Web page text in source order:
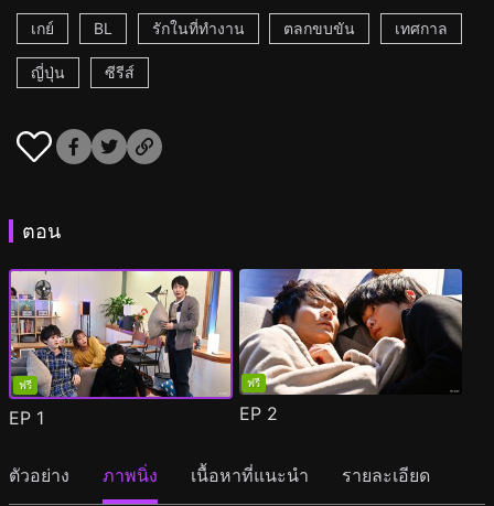
เกย์
BL รักในที่ทำงาน ตลกขบขัน เทศกาล
ญี่ปุ่น ซีรีส์
ตอน
ฟรี
EP 1
ฟรี
EP 2
ตัวอย่าง ภาพนิ่ง เนื้อหาที่แนะนำ รายละเอียด